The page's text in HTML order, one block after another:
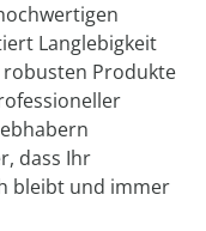
Langlebigkeit
Produkte
dass Ihr
bleibt und immer